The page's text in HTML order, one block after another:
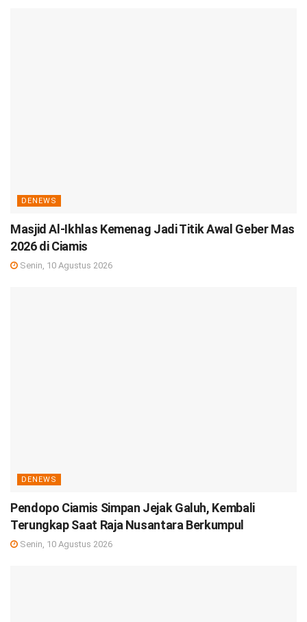
DENEWS
Masjid Al-Ikhlas Kemenag Jadi Titik Awal Geber Mas
2026 di Ciamis
Senin, 10 Agustus 2026
DENEWS
Pendopo Ciamis Simpan Jejak Galuh, Kembali
Terungkap Saat Raja Nusantara Berkumpul
Senin, 10 Agustus 2026